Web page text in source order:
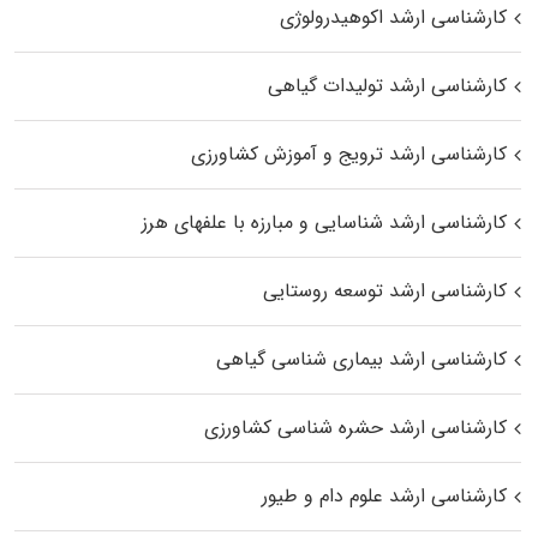
کارشناسی ارشد اکوهیدرولوژی
کارشناسی ارشد تولیدات گیاهی
کارشناسی ارشد ترویج و آموزش کشاورزی
کارشناسی ارشد شناسایی و مبارزه با علفهای هرز
کارشناسی ارشد توسعه روستایی
کارشناسی ارشد بیماری‌ شناسی گیاهی
کارشناسی ارشد حشره‌ شناسی کشاورزی
کارشناسی ارشد علوم دام و طیور